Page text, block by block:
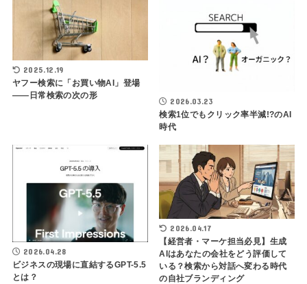
2025.12.19
ヤフー検索に「お買い物AI」登場
――日常検索の次の形
2026.03.23
検索1位でもクリック率半減!?のAI
時代
2026.04.28
ビジネスの現場に直結するGPT-5.5
とは？
2026.04.17
【経営者・マーケ担当必見】生成
AIはあなたの会社をどう評価して
いる？検索から対話へ変わる時代
の自社ブランディング